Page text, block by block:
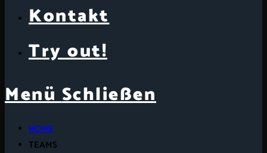
Kontakt
Try out!
MenüSchließen
HOME
TEAMS